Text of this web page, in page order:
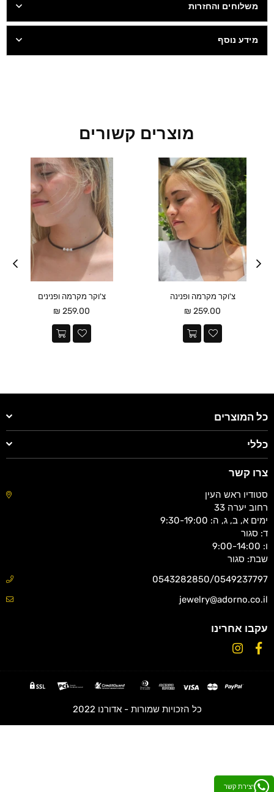
משלוחים והחזרות
מידע נוסף
מוצרים קשורים
צ'וקר מקרמה ופנינה
מחיר
259.00 ₪
צ'וקר מקרמה ופנינים
מחיר
259.00 ₪
כל המוצרים
כללי
צרו קשר
סטודיו ראש העין
רחוב יערה 33
ימים א, ב, ג, ה: 9:30-19:00
ד: סגור
ו: 9:00-14:00
שבת: סגור
0543282850/0549237797
jewelry@adorno.co.il
עקבו אחרינו
Facebook
Instagram
כל הזכויות שמורות - אדורנו 2022
יצירת קשר